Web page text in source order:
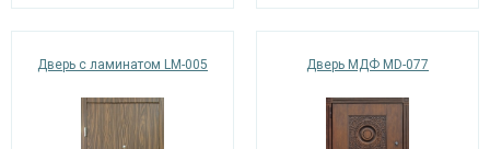
Дверь с ламинатом LM-005 Дверь МДФ MD-077